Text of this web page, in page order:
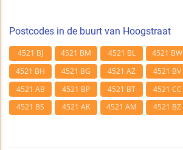
Postcodes in de buurt van Hoogstraat
4521 BJ 4521 BM 4521 BL 4521 BW
4521 BH
4521 BG 4521 AZ 4521 BV
4521 AB
4521 BP 4521 BT 4521 CC
4521 BS
4521 AK 4521 AM 4521 BZ